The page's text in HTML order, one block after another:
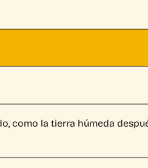
como la tierra húmeda